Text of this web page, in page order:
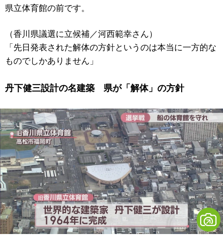
県立体育館の前です。
（香川県議選に立候補／河西範幸さん）
「先日発表された解体の方針というのは本当に一方的な
ものでしかありません」
丹下健三設計の名建築 県が「解体」の方針